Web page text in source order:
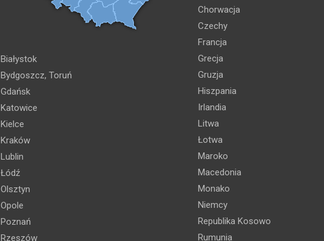
Białystok
Bydgoszcz, Toruń
Gdańsk
Katowice
Kielce
Kraków
Lublin
Łódź
Olsztyn
Opole
Poznań
Rzeszów
Chorwacja
Czechy
Francja
Grecja
Gruzja
Hiszpania
Irlandia
Litwa
Łotwa
Maroko
Macedonia
Monako
Niemcy
Republika Kosowo
Rumunia